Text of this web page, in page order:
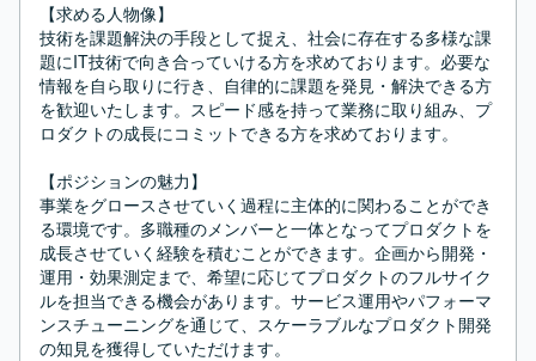
【求める人物像】
技術を課題解決の手段として捉え、社会に存在する多様な課
題にIT技術で向き合っていける方を求めております。必要な
情報を自ら取りに行き、自律的に課題を発見・解決できる方
を歓迎いたします。スピード感を持って業務に取り組み、プ
ロダクトの成長にコミットできる方を求めております。
【ポジションの魅力】
事業をグロースさせていく過程に主体的に関わることができ
る環境です。多職種のメンバーと一体となってプロダクトを
成長させていく経験を積むことができます。企画から開発・
運用・効果測定まで、希望に応じてプロダクトのフルサイク
ルを担当できる機会があります。サービス運用やパフォーマ
ンスチューニングを通じて、スケーラブルなプロダクト開発
の知見を獲得していただけます。